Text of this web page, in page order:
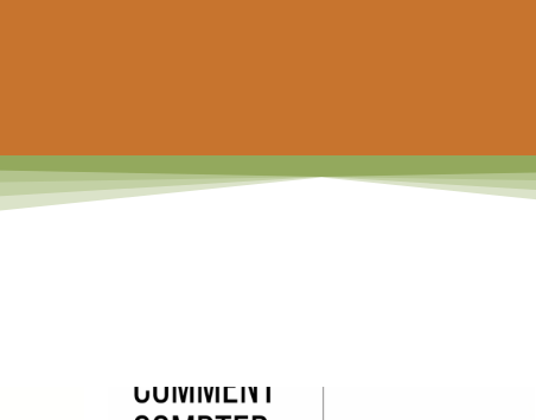
ton prochain achat de patrons